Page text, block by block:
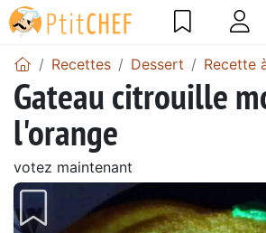
Recettes Dessert Recette
Gateau citrouille
l'orange
votez maintenant